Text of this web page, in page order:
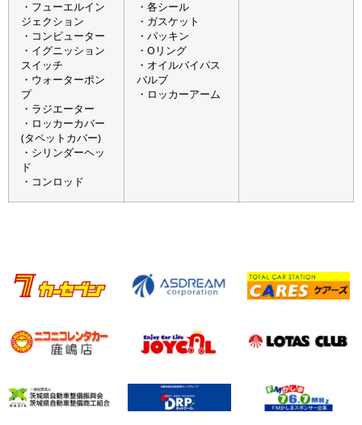
・フューエルイン
ジェクション
・コンピューター
・イグニッション
スイッチ
・ウォーターポン
プ
・ラジエーター
・ロッカーカバー
(タペットカバー)
・シリンダーヘッ
ド
・コンロッド
・各シール
・ガスケット
・パッキン
・Oリング
・オイルバイパス
バルブ
・ロッカーアーム